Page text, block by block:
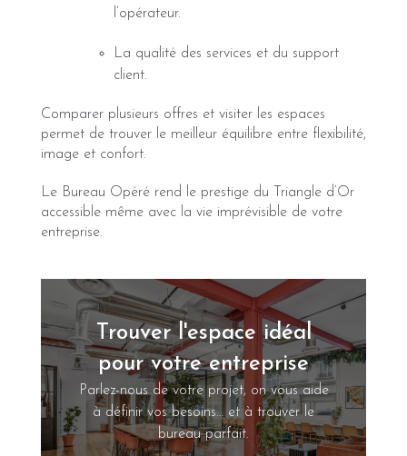
l’opérateur.
La qualité des services et du support
client.
Comparer plusieurs offres et visiter les espaces
permet de trouver le meilleur équilibre entre flexibilité,
image et confort.
Le Bureau Opéré rend le prestige du Triangle d’Or
accessible même avec la vie imprévisible de votre
entreprise.
Trouver l'espace idéal
pour votre entreprise
Parlez-nous de votre projet, on vous aide
à définir vos besoins… et à trouver le
bureau parfait.